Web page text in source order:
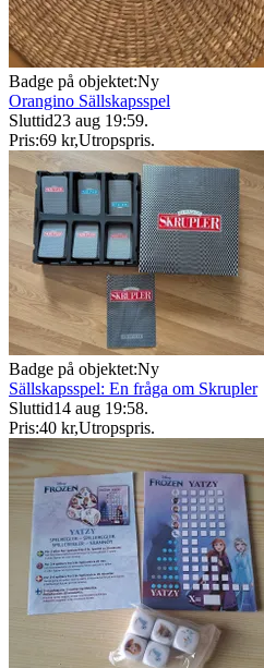
Badge på objektet:Ny
Orangino Sällskapsspel
Sluttid23 aug 19:59.
Pris:69 kr,Utropspris.
Badge på objektet:Ny
Sällskapsspel: En fråga om Skrupler
Sluttid14 aug 19:58.
Pris:40 kr,Utropspris.